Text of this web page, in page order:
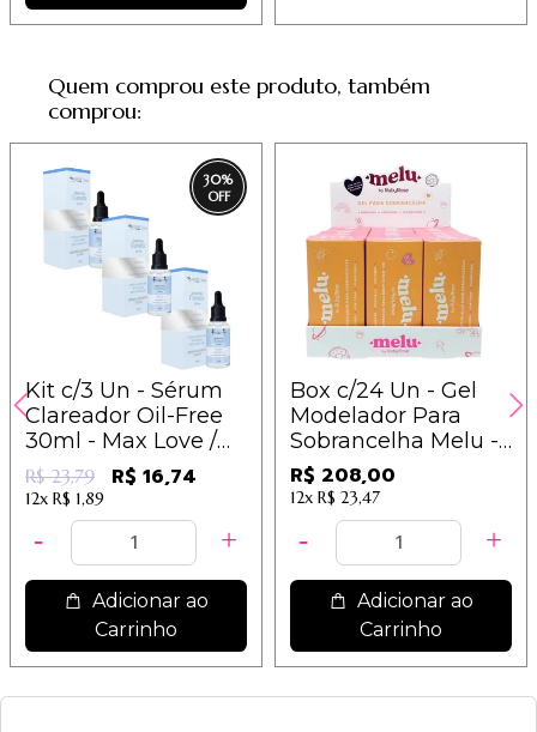
Quem comprou este produto, também
comprou:
30%
Kit c/3 Un - Sérum
Clareador Oil-Free
30ml - Max Love /
7,93
R$ 23,79 R$ 16,74
12x R$ 1,89
Adicionar ao
Carrinho
Box c/24 Un - Gel
Modelador Para
Sobrancelha Melu -
Ruby Rose - HBF518
R$ 208,00
12x R$ 23,47
Adicionar ao
Carrinho